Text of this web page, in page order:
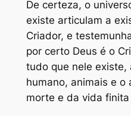
De certeza, o
existe articulam a
Criador, e
por certo Deus é o
tudo que nele existe,
humano, animais e o
morte e da vida